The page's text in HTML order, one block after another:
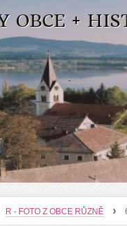
OBCE +
R - FOTO Z OBCE RŮZNĚ ›